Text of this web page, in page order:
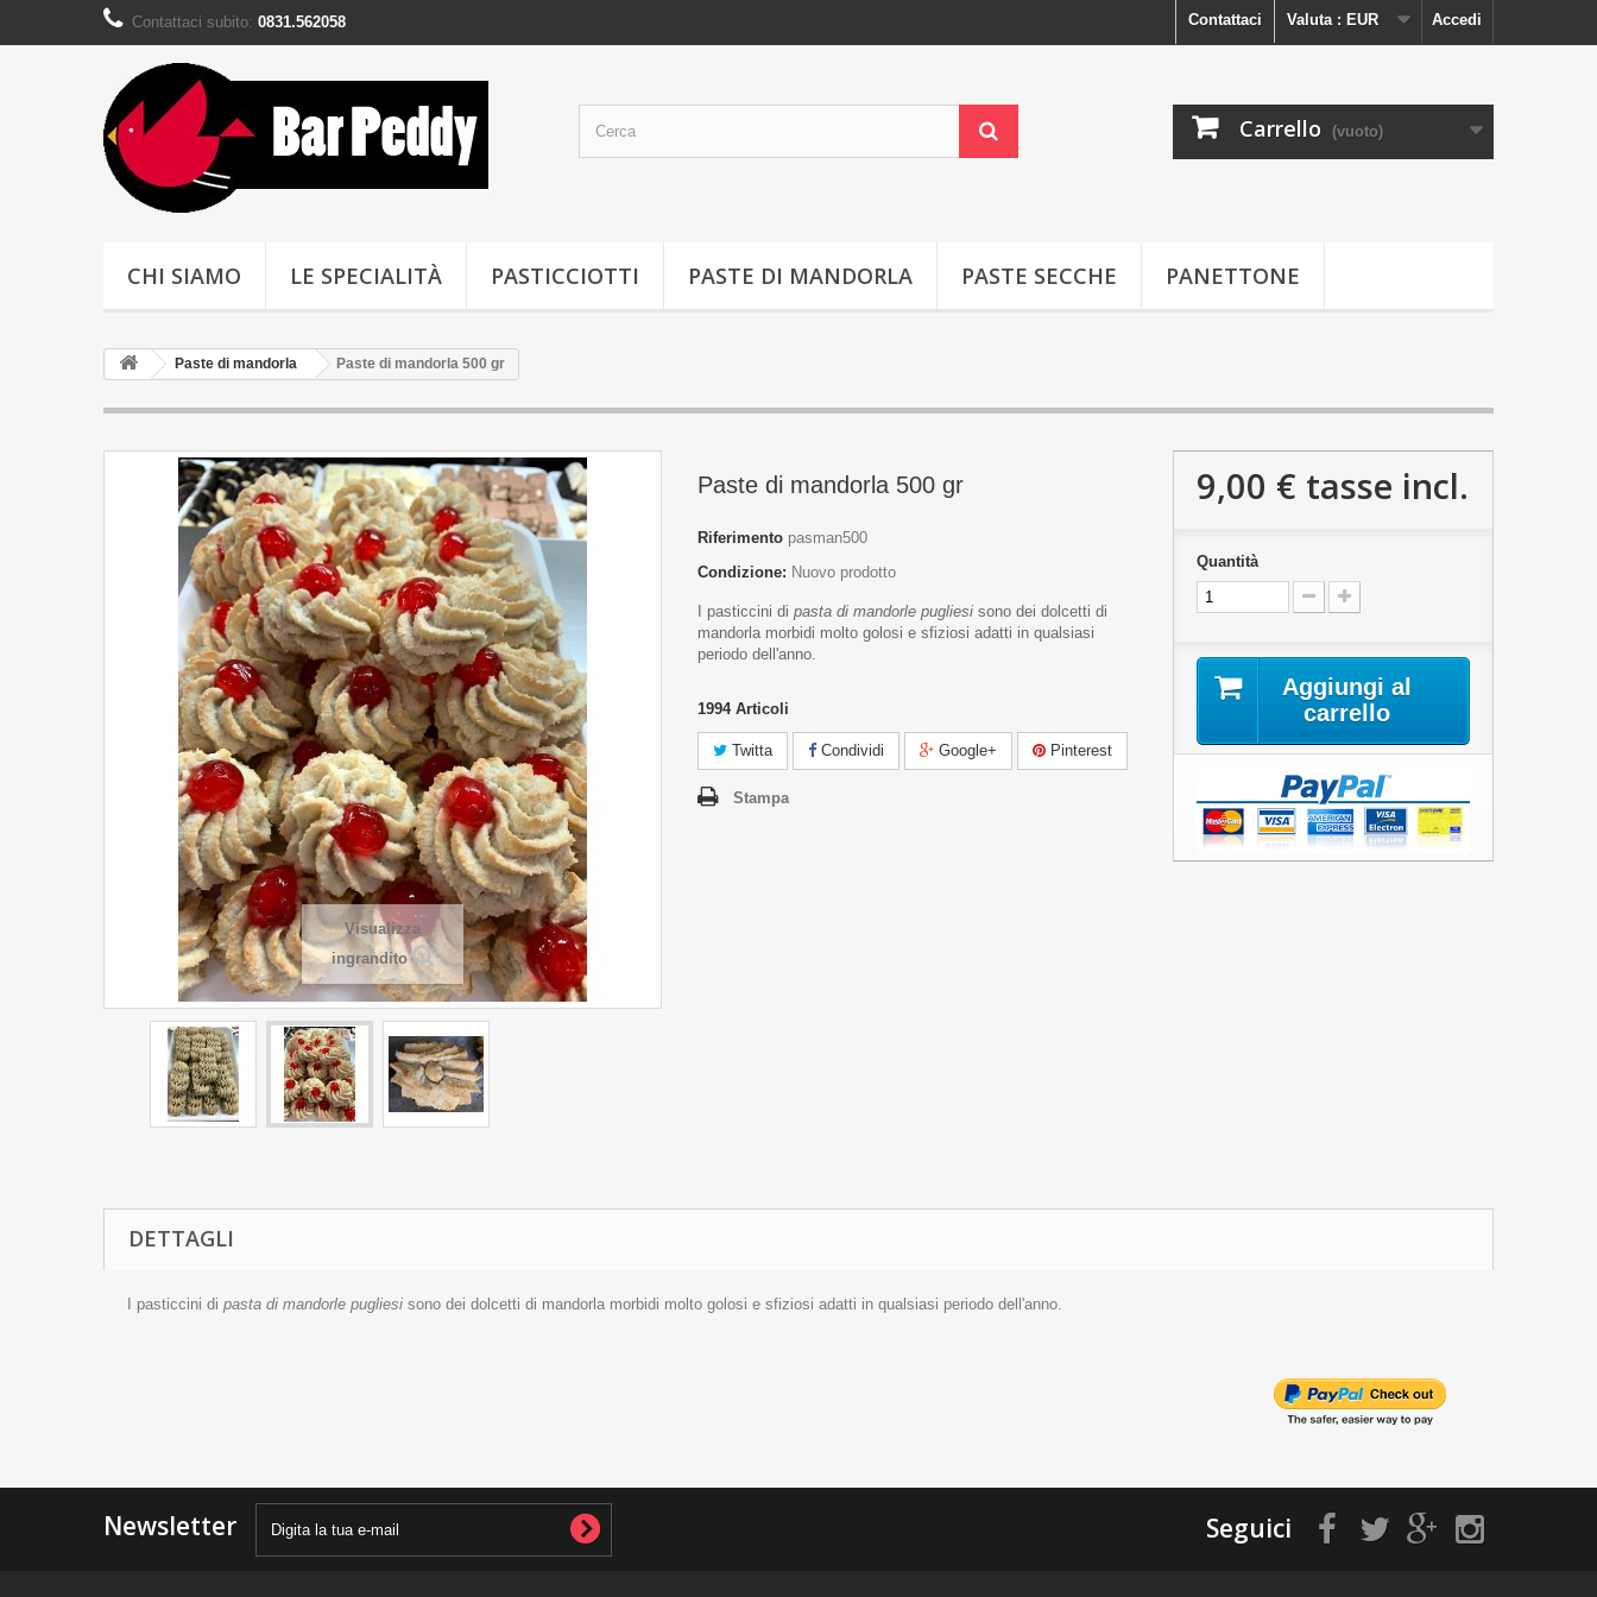
Accedi
Valuta : EUR
Contattaci
Contattaci subito: 0831.562058
Carrello (vuoto)
CHI SIAMO LE SPECIALITÀ PASTICCIOTTI PASTE DI MANDORLA PASTE SECCHE PANETTONE
Paste di mandorla Paste di mandorla 500 gr
Visualizza
ingrandito
Paste di mandorla 500 gr
Riferimento pasman500
Condizione: Nuovo prodotto
I pasticcini di pasta di mandorle pugliesi sono dei dolcetti di
mandorla morbidi molto golosi e sfiziosi adatti in qualsiasi
periodo dell'anno.
1994 Articoli
Twitta Condividi Google+ Pinterest
Stampa
9,00 € tasse incl.
Quantità
Aggiungi al
carrello
DETTAGLI
I pasticcini di pasta di mandorle pugliesi sono dei dolcetti di mandorla morbidi molto golosi e sfiziosi adatti in qualsiasi periodo dell'anno.
Newsletter Seguici